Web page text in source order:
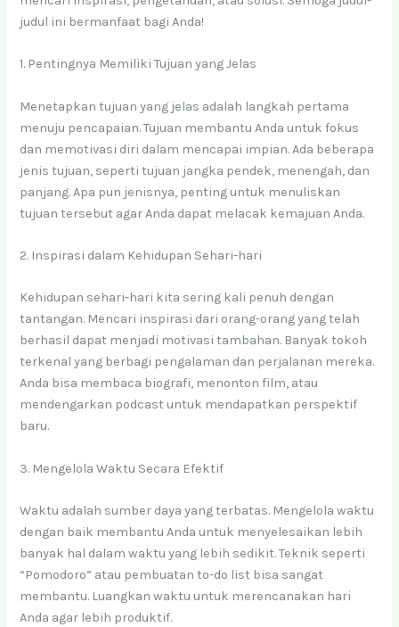
judul ini bermanfaat bagi Anda!
1. Pentingnya Memiliki Tujuan yang Jelas
Menetapkan tujuan yang jelas adalah langkah pertama
menuju pencapaian. Tujuan membantu Anda untuk fokus
dan memotivasi diri dalam mencapai impian. Ada beberapa
jenis tujuan, seperti tujuan jangka pendek, menengah, dan
panjang. Apa pun jenisnya, penting untuk menuliskan
tujuan tersebut agar Anda dapat melacak kemajuan Anda.
2. Inspirasi dalam Kehidupan Sehari-hari
Kehidupan sehari-hari kita sering kali penuh dengan
tantangan. Mencari inspirasi dari orang-orang yang telah
berhasil dapat menjadi motivasi tambahan. Banyak tokoh
terkenal yang berbagi pengalaman dan perjalanan mereka.
Anda bisa membaca biografi, menonton film, atau
mendengarkan podcast untuk mendapatkan perspektif
baru.
3. Mengelola Waktu Secara Efektif
Waktu adalah sumber daya yang terbatas. Mengelola waktu
dengan baik membantu Anda untuk menyelesaikan lebih
banyak hal dalam waktu yang lebih sedikit. Teknik seperti
“Pomodoro” atau pembuatan to-do list bisa sangat
membantu. Luangkan waktu untuk merencanakan hari
Anda agar lebih produktif.